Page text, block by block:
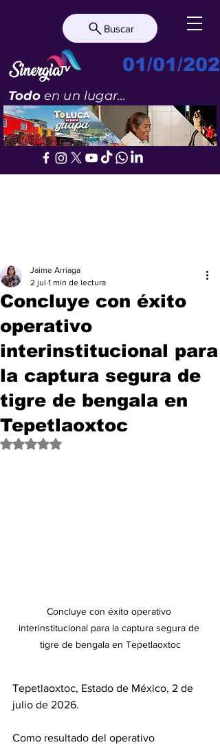
Buscar
01/01/
Todoen un lugar...
Concluye con éxito
operativo
interinstitucional para
la captura segura de
tigre de bengala en
Tepetlaoxtoc
Jaime Arriaga
2 jul 1 min de lectura
Obtuvo NaN de 5 estrellas.
Concluye con éxito operativo
interinstitucional para la captura segura de
tigre de bengala en Tepetlaoxtoc
Tepetlaoxtoc, Estado de México, 2 de
julio de 2026.
Como resultado del operativo